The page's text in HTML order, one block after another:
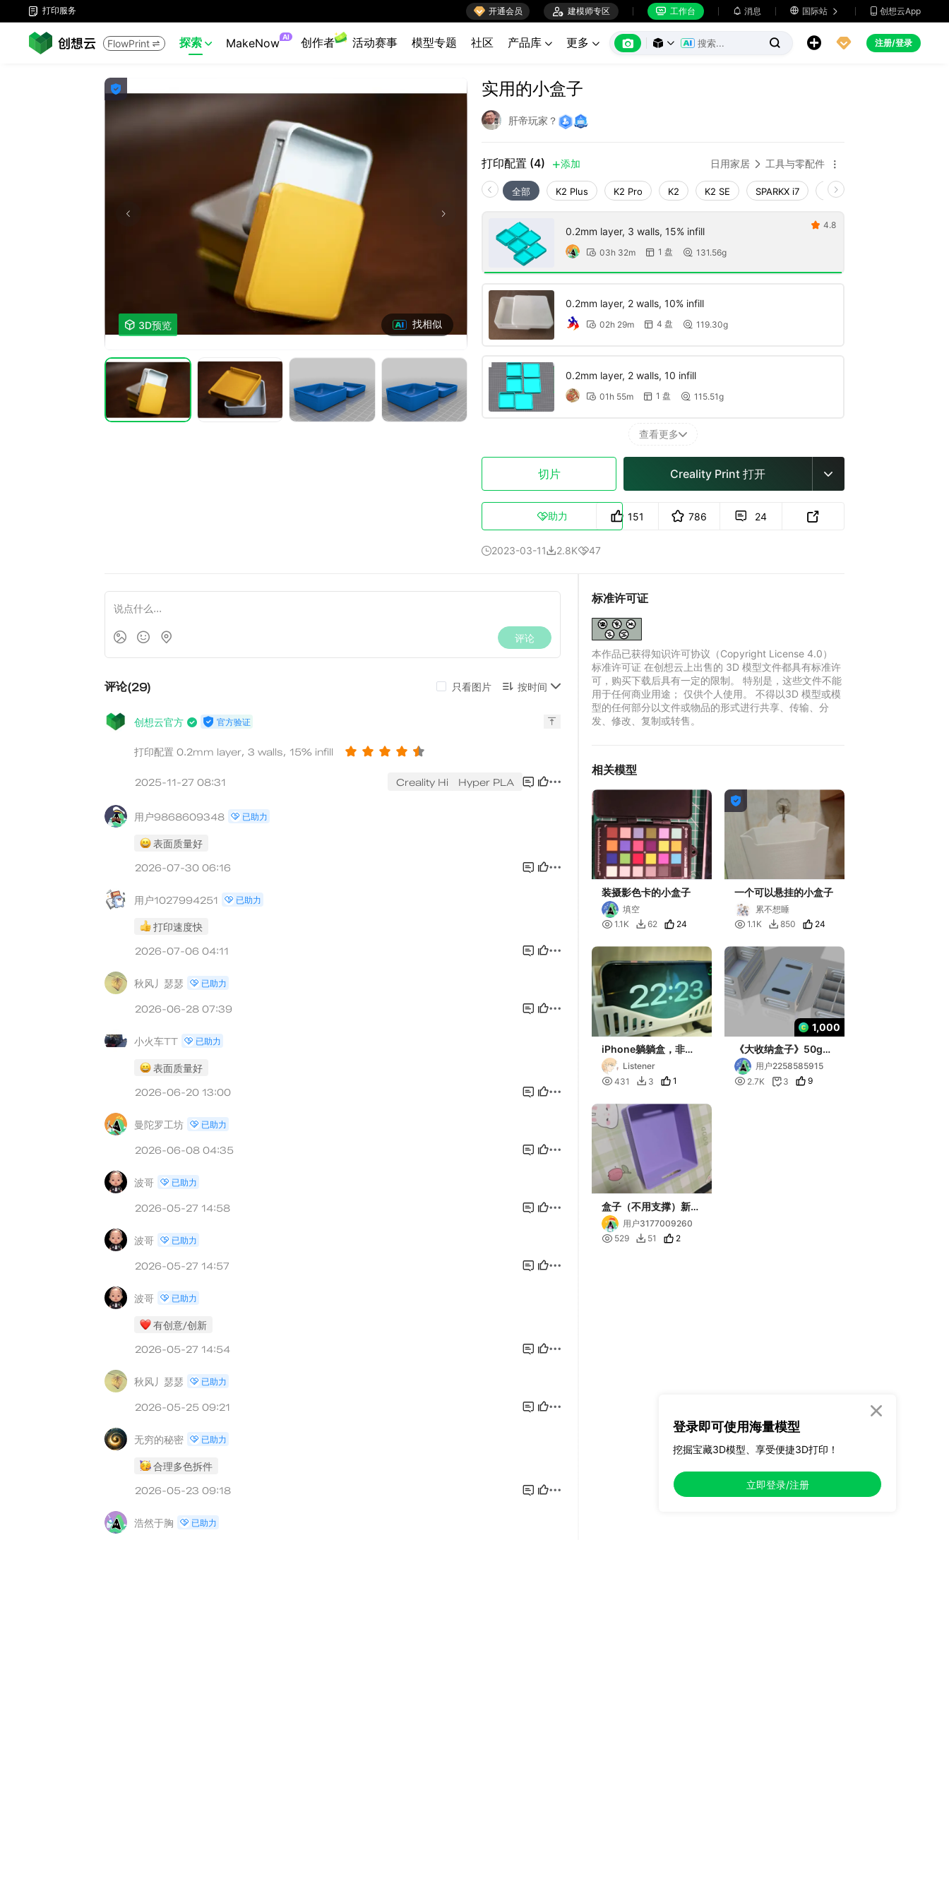
 打印服务  开通会员  建模师专区  工作台  消息  国际站   创想云App
FlowPrint  探索  MakeNow AI 创作者 活动赛事 模型专题 社区 产品库  更多        注册/登录

 3D预览 找相似
实用的小盒子
肝帝玩家？
打印配置 (4) 添加 日用家居  工具与零配件 
全部 K2 Plus K2 Pro K2 K2 SE SPARKX i7 Creality Hi
0.2mm layer, 3 walls, 15% infill
 03h 32m  1 盘  131.56g
 4.8
0.2mm layer, 2 walls, 10% infill
 02h 29m  4 盘  119.30g
0.2mm layer, 2 walls, 10 infill
 01h 55m  1 盘  115.51g
查看更多
切片 Creality Print 打开 
助力 151 786  24 
2023-03-112.8K47
标准许可证
本作品已获得知识许可协议（Copyright License 4.0）
标准许可证 在创想云上出售的 3D 模型文件都具有标准许
可，购买下载后具有一定的限制。 特别是，这些文件不能
用于任何商业用途； 仅供个人使用。 不得以3D 模型或模
型的任何部分以文件或物品的形式进行共享、传输、分
发、修改、复制或转售。
相关模型
装摄影色卡的小盒子
填空
 1.1K  62 24

一个可以悬挂的小盒子
累不想睡
 1.1K  850 24
iPhone躺躺盒，非常
慵懒的小盒子可以让你
的手机在里面睡大觉
Listener
 431  3 1
1,000
《大收纳盒子》50g材
料1小时/个 BOX盒子
储物盒 盒子 篮子 筐子
抽屉 热门模型 实用模
用户2258585915
 2.7K  3 9
盒子（不用支撑）新手
必备 用户3177009260
 529  51 2
登录即可使用海量模型
挖掘宝藏3D模型、享受便捷3D打印！
立即登录/注册
